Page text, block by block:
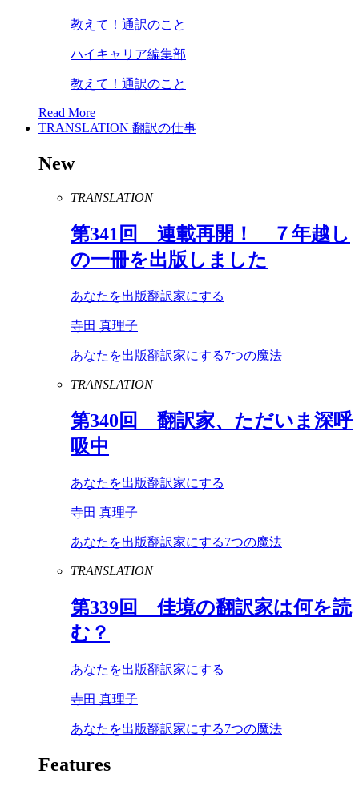
教えて！通訳のこと
ハイキャリア編集部
教えて！通訳のこと
Read More
TRANSLATION 翻訳の仕事
New
TRANSLATION
第341 回 連載再開！ ７年越し
の一冊を出版しました
あなたを出版翻訳家にする
寺田 真理子
あなたを出版翻訳家にする7つの魔法
TRANSLATION
第340回 翻訳家、ただいま深呼
吸中
あなたを出版翻訳家にする
寺田 真理子
あなたを出版翻訳家にする7つの魔法
TRANSLATION
第339回 佳境の翻訳家は何を読
む？
あなたを出版翻訳家にする
寺田 真理子
あなたを出版翻訳家にする7つの魔法
Features